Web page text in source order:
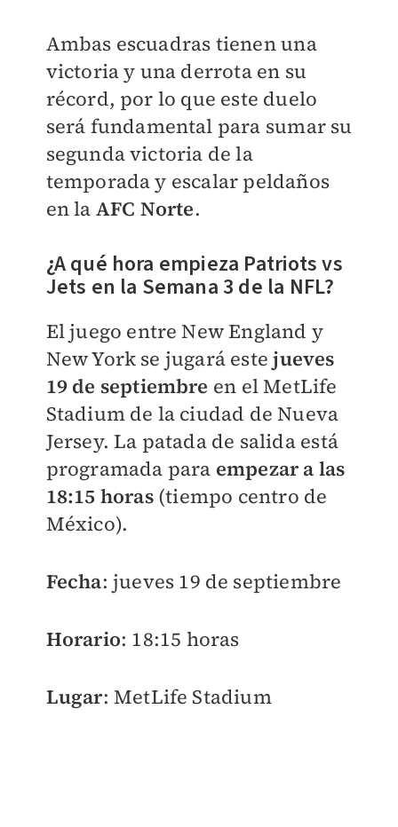
Ambas escuadras tienen una
victoria y una derrota en su
récord, por lo que este duelo
será fundamental para sumar su
segunda victoria de la
temporada y escalar peldaños
en la AFC Norte.
¿A qué hora empieza Patriots vs
Jets en la Semana 3 de la NFL?
El juego entre New England y
New York se jugará estejueves
19 de septiembre en el MetLife
Stadium de la ciudad de Nueva
Jersey. La patada de salida está
programada para empezar a las
18:15 horas(tiempo centro de
México).
Fecha: jueves 19 de septiembre
Horario: 18:15 horas
Lugar: MetLife Stadium